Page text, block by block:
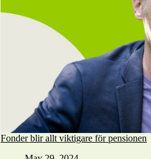
Fonder blir allt viktigare för pensionen